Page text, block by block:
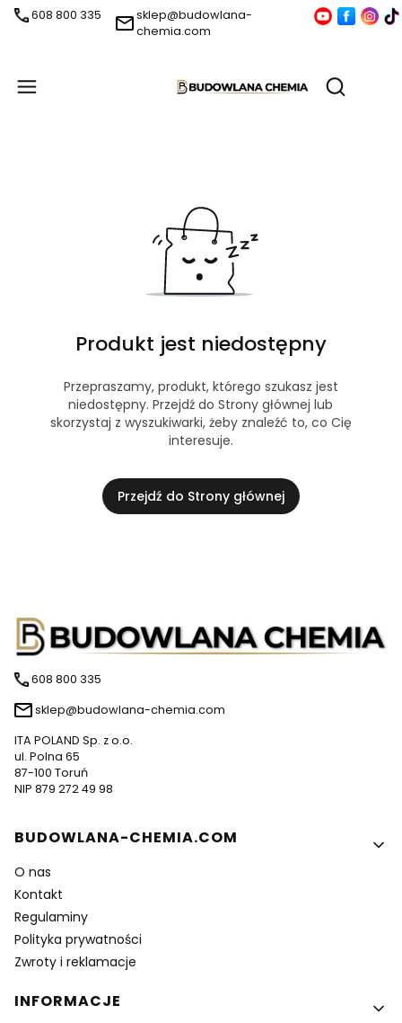
608 800 335
sklep@budowlana-
chemia.com
Otwórz
Produkt jest niedostępny
Przepraszamy, produkt, którego szukasz jest
niedostępny. Przejdź do Strony głównej lub
skorzystaj z wyszukiwarki, żeby znaleźć to, co Cię
interesuje.
Przejdź do Strony głównej
608 800 335
sklep@budowlana-chemia.com
ITA POLAND Sp. z o.o.
ul. Polna 65
87-100 Toruń
NIP 879 272 49 98
Linki w stopce
BUDOWLANA-CHEMIA.COM
O nas
Kontakt
Regulaminy
Polityka prywatności
Zwroty i reklamacje
INFORMACJE